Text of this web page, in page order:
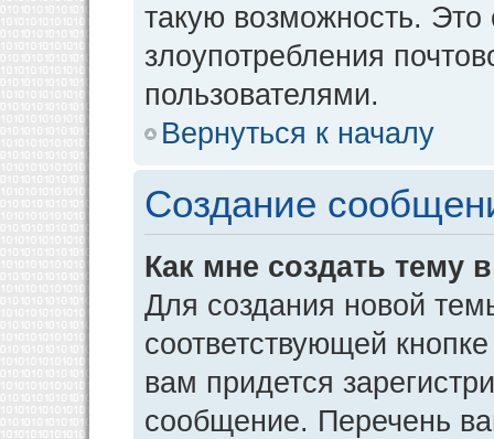
такую возможность. Это
злоупотребления
пользователями.
Вернуться к началу
Создание
Как мне создать тему
Для создания новой
соответствующей
вам придется
сообщение. Перечень